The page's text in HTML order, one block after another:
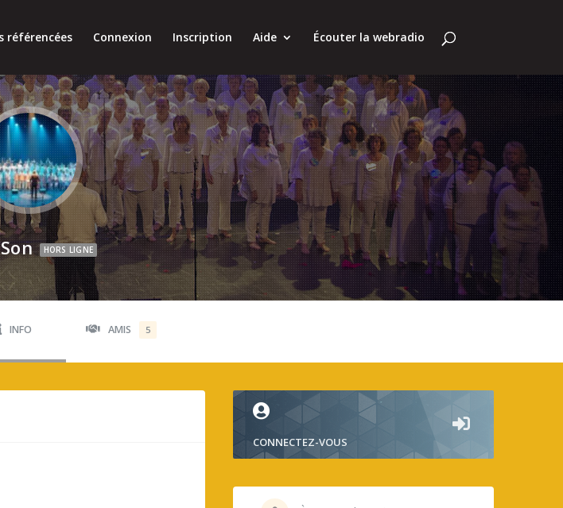
référencées Connexion Inscription Aide Écouter la webradio
HORS LIGNE
INFO AMIS 5
CONNECTEZ-VOUS